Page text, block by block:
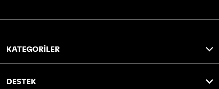
KATEGORİLER
DESTEK